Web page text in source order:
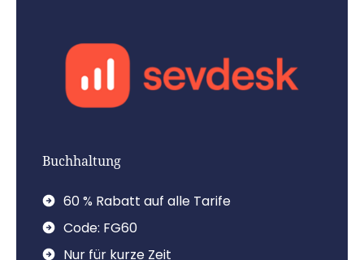
Buchhaltung
60 % Rabatt auf alle Tarife
Code: FG60
Nur für kurze Zeit